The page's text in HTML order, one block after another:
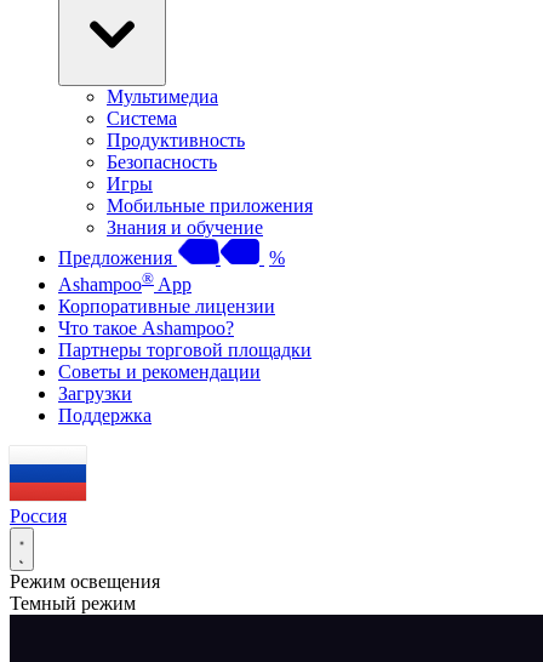
Мультимедиа
Система
Продуктивность
Безопасность
Игры
Мобильные приложения
Знания и обучение
Предложения
%
Ashampoo® App
Корпоративные лицензии
Что такое Ashampoo?
Партнеры торговой площадки
Советы и рекомендации
Загрузки
Поддержка
Россия
Режим освещения
Темный режим